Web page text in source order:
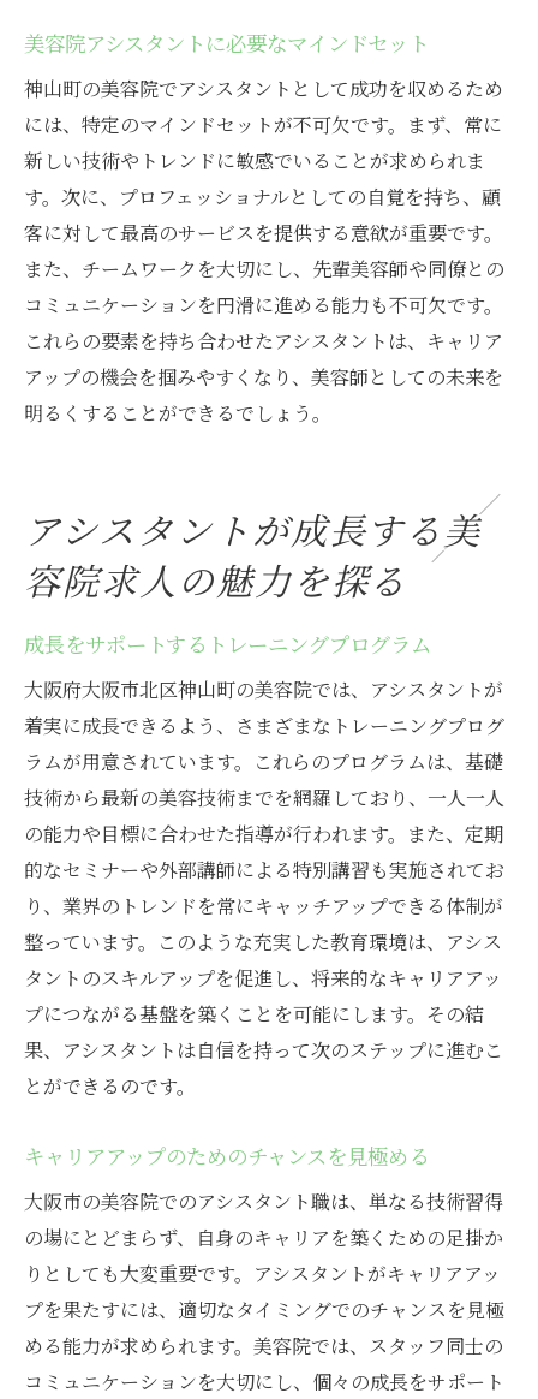
美容院アシスタントに必要なマインドセット
神山町の美容院でアシスタントとして成功を収めるため
には、特定のマインドセットが不可欠です。まず、常に
新しい技術やトレンドに敏感でいることが求められま
す。次に、プロフェッショナルとしての自覚を持ち、顧
客に対して最高のサービスを提供する意欲が重要です。
また、チームワークを大切にし、先輩美容師や同僚との
コミュニケーションを円滑に進める能力も不可欠です。
これらの要素を持ち合わせたアシスタントは、キャリア
アップの機会を掴みやすくなり、美容師としての未来を
明るくすることができるでしょう。
アシスタントが成長する美
容院求人の魅力を探る
成長をサポートするトレーニングプログラム
大阪府大阪市北区神山町の美容院では、アシスタントが
着実に成長できるよう、さまざまなトレーニングプログ
ラムが用意されています。これらのプログラムは、基礎
技術から最新の美容技術までを網羅しており、一人一人
の能力や目標に合わせた指導が行われます。また、定期
的なセミナーや外部講師による特別講習も実施されてお
り、業界のトレンドを常にキャッチアップできる体制が
整っています。このような充実した教育環境は、アシス
タントのスキルアップを促進し、将来的なキャリアアッ
プにつながる基盤を築くことを可能にします。その結
果、アシスタントは自信を持って次のステップに進むこ
とができるのです。
キャリアアップのためのチャンスを見極める
大阪市の美容院でのアシスタント職は、単なる技術習得
の場にとどまらず、自身のキャリアを築くための足掛か
りとしても大変重要です。アシスタントがキャリアアッ
プを果たすには、適切なタイミングでのチャンスを見極
める能力が求められます。美容院では、スタッフ同士の
コミュニケーションを大切にし、個々の成長をサポート